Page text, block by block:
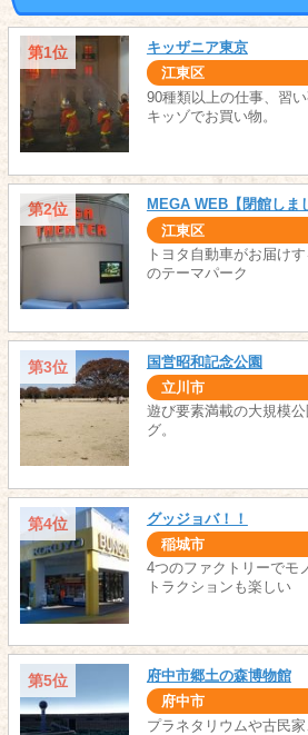
第1位 キッザニア東京
江東区
90種類以上の仕事、習
キッゾでお買い物。
第2位 MEGA WEB【閉館しま
江東区
トヨタ自動車がお届け
のテーマパーク
第3位 国営昭和記念公園
立川市
遊び要素満載の大規模
グ。
第4位 グッジョバ！！
稲城市
4つのファクトリーでモ
トラクションも楽しい
第5位 府中市郷土の森博物館
府中市
プラネタリウムや古民